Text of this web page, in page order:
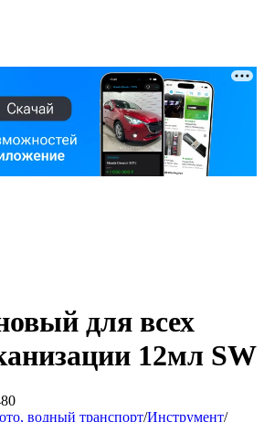
для всех
12мл SW
водный транспорт/Инструмент/